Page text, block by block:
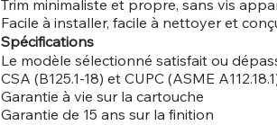
Trim minimaliste et propre, sans vis
Facile à installer, facile à nettoyer et
Spécifications
Le modèle sélectionné satisfait ou
CSA (B125.1-18) et CUPC (ASME
Garantie à vie sur la cartouche
Garantie de 15 ans sur la finition